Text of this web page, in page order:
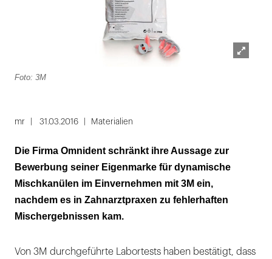
Foto: 3M
mr 31.03.2016 Materialien
Die Firma Omnident schränkt ihre Aussage zur
Bewerbung seiner Eigenmarke für dynamische
Mischkanülen im Einvernehmen mit 3M ein,
nachdem es in Zahnarztpraxen zu fehlerhaften
Mischergebnissen kam.
Von 3M durchgeführte Labortests haben bestätigt, dass